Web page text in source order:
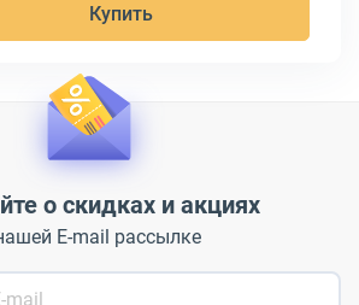
Купить
о скидках и акциях
E-mail рассылке